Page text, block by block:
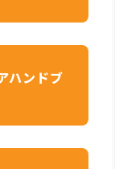
ハンドブ